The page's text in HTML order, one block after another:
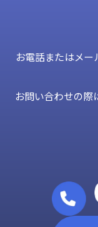
お電話またはメ
お問い合わせの際